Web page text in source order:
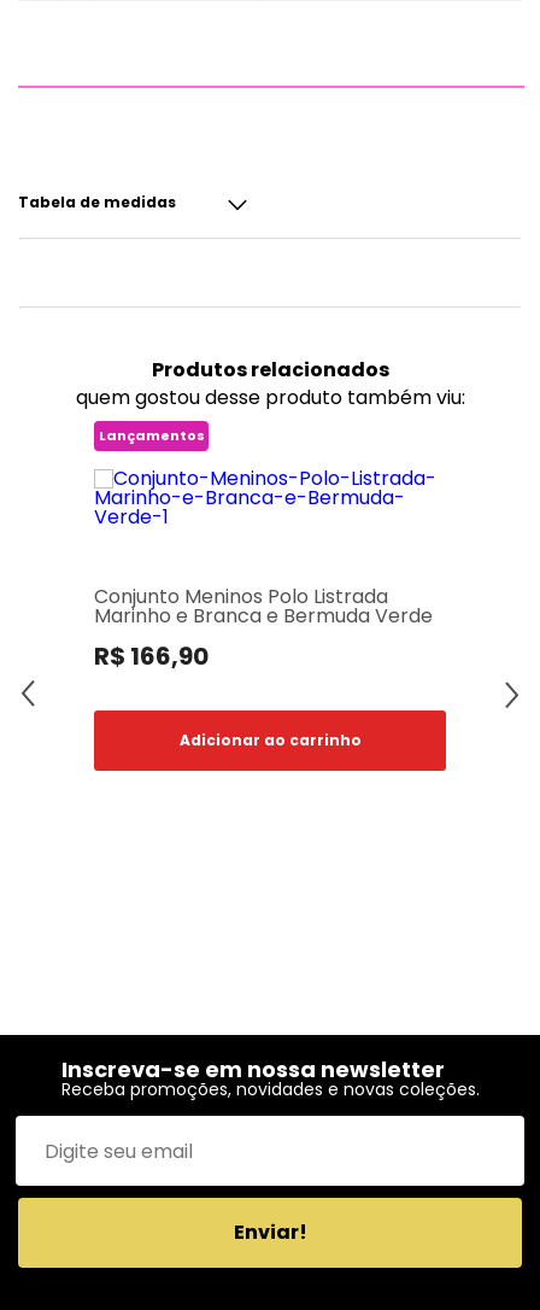
Tabela de medidas
Produtosrelacionados
quem gostou desse produto também viu:
Lançamentos
Conjunto Meninos Polo Listrada
Marinho e Branca e Bermuda Verde
R$ 166,90
Adicionar ao carrinho
Inscreva-se em nossa newsletter
Receba promoções, novidades e novas coleções.
Enviar!